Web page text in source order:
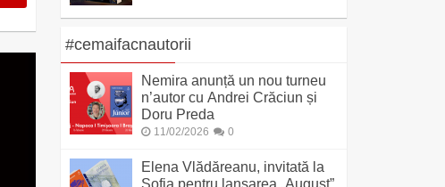
#cemaifacnautorii
Nemira anunță un nou turneu
n’autor cu Andrei Crăciun și
Doru Preda
11/02/2026 0
Elena Vlădăreanu, invitată la
Sofia pentru lansarea „August”